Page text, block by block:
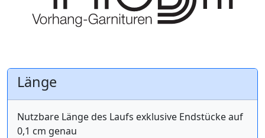
Länge
Nutzbare Länge des Laufs exklusive Endstücke auf
0,1 cm genau